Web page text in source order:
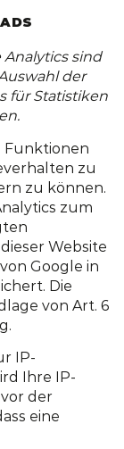
sind
der
für Statistiken
Funktionen
zu
zu können.
zum
Website
Google in
Die
von Art. 6
IP-
Ihre IP-
der
eine